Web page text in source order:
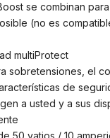
se combinan
(no es
multiProtect
sobretensiones, el
de
a usted y a sus